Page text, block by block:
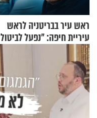
ראש עיר בבריטניה לראש
עיריית חיפה: ״נפעל לביטול
ברית הערים התאומות״